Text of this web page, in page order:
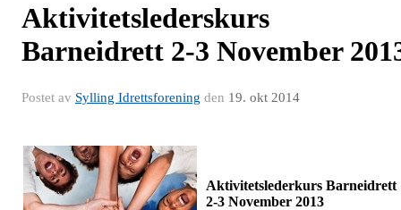
Aktivitetslederskurs
Barneidrett 2-3 November
Postet av Sylling Idrettsforening den 19. okt 2014
Aktivitetslederkurs Barneidrett
2-3 November 2013